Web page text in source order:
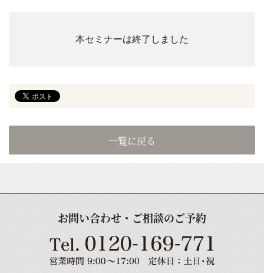
本セミナーは終了しました
一覧に戻る
お問い合わせ・ご相談のご予約